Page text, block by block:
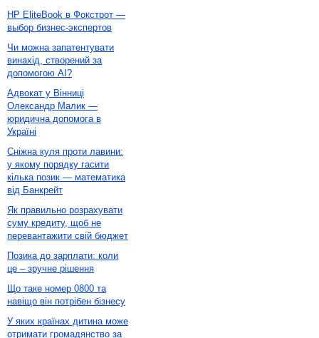
HP EliteBook в Фокстрот —
выбор бизнес-экспертов
Чи можна запатентувати
винахід, створений за
допомогою AI?
Адвокат у Вінниці
Олександр Малик —
юридична допомога в
Україні
Сніжна куля проти лавини:
у якому порядку гасити
кілька позик — математика
від Банкрейт
Як правильно розрахувати
суму кредиту, щоб не
перевантажити свій бюджет
Позика до зарплати: коли
це – зручне рішення
Що таке номер 0800 та
навіщо він потрібен бізнесу
У яких країнах дитина може
отримати громадянство за